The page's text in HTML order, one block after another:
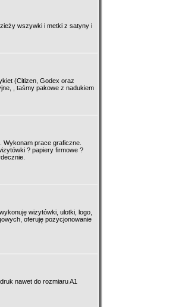
wszywki i metki z satyny i
(Citizen, Godex oraz
, taśmy pakowe z nadukiem
Wykonam prace graficzne.
? papiery firmowe ?
wizytówki, ulotki, logo,
oferuję pozycjonowanie
nawet do rozmiaru A1